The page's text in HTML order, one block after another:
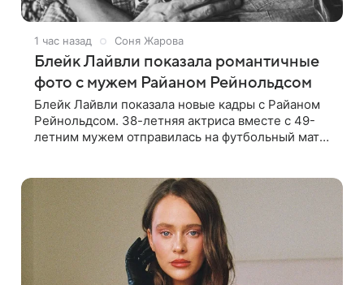
1 час назад Соня Жарова
Блейк Лайвли показала романтичные
фото с мужем Райаном Рейнольдсом
Блейк Лайвли показала новые кадры с Райаном
Рейнольдсом. 38-летняя актриса вместе с 49-
летним мужем отправилась на футбольный матч.